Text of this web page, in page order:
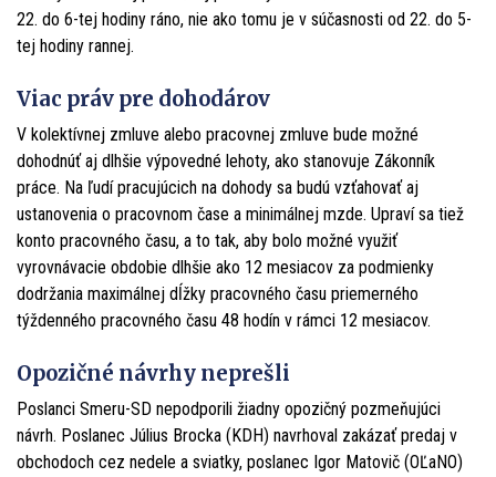
22. do 6-tej hodiny ráno, nie ako tomu je v súčasnosti od 22. do 5-
tej hodiny rannej.
Viac práv pre dohodárov
V kolektívnej zmluve alebo pracovnej zmluve bude možné
dohodnúť aj dlhšie výpovedné lehoty, ako stanovuje Zákonník
práce. Na ľudí pracujúcich na dohody sa budú vzťahovať aj
ustanovenia o pracovnom čase a minimálnej mzde. Upraví sa tiež
konto pracovného času, a to tak, aby bolo možné využiť
vyrovnávacie obdobie dlhšie ako 12 mesiacov za podmienky
dodržania maximálnej dĺžky pracovného času priemerného
týždenného pracovného času 48 hodín v rámci 12 mesiacov.
Opozičné návrhy neprešli
Poslanci Smeru-SD nepodporili žiadny opozičný pozmeňujúci
návrh. Poslanec Július Brocka (KDH) navrhoval zakázať predaj v
obchodoch cez nedele a sviatky, poslanec Igor Matovič (OĽaNO)